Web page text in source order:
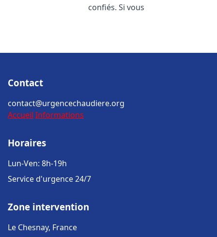
confiés. Si vous
Contact
contact@urgencechaudiere.org
Accueil Informations
Horaires
Lun-Ven: 8h-19h
Service d'urgence 24/7
Zone intervention
Le Chesnay, France